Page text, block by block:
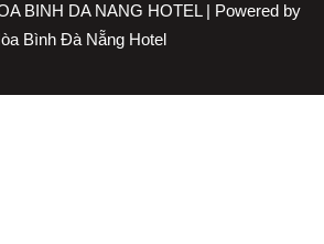
BINH DA NANG HOTEL | Powered by
Bình Đà Nẵng Hotel